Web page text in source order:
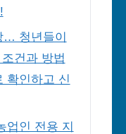
… 청년들이
건과 방법
확인하고 신
업인 전용 지